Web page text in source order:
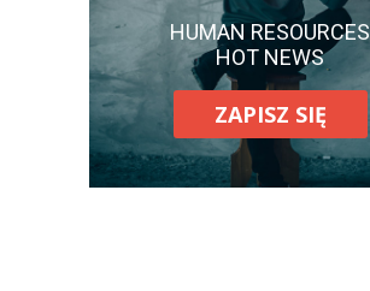
HUMAN RESOURCES
HOT NEWS
ZAPISZ SIĘ